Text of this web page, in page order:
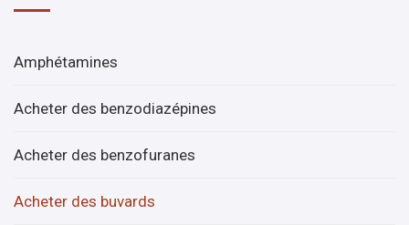
Amphétamines
Acheter des benzodiazépines
Acheter des benzofuranes
Acheter des buvards